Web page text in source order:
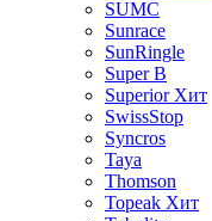
SUMC
Sunrace
SunRingle
Super B
Superior Хит
SwissStop
Syncros
Taya
Thomson
Topeak Хит